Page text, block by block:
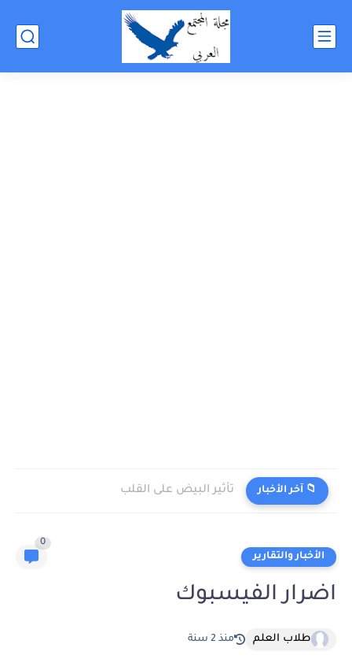
📁 آخر الأخبار تأثير البيض على القلب
الأخبار والتقارير
0
اضرار الفيسبوك
طلاب العلم منذ 2 سنة